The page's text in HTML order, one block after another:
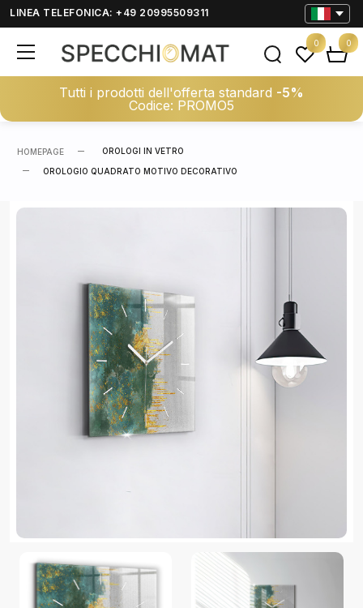
LINEA TELEFONICA: +49 20995509311
Tutti i prodotti dell'offerta standard -5%
Codice: PROMO5
0 0
HOMEPAGE OROLOGI IN VETRO
OROLOGIO QUADRATO MOTIVO DECORATIVO